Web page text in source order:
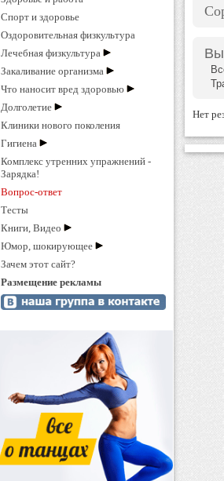
Спорт и здоровье
Оздоровительная физкультура
Лечебная физкультура
Закаливание организма
Что наносит вред здоровью
Долголетие
Клиники нового поколения
Гигиена
Комплекс утренних упражнений -
Зарядка!
Вопрос-ответ
Тесты
Книги, Видео
Юмор, шокирующее
Зачем этот сайт?
Размещение рекламы
Нет